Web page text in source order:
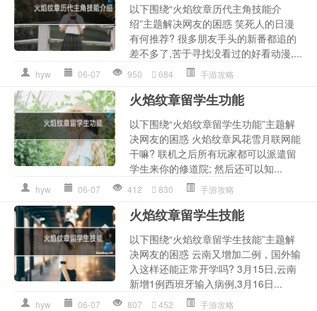
以下围绕“火焰纹章历代主角技能介
绍”主题解决网友的困惑 笑死人的日漫
有何推荐? 很多朋友手头的新番都追的
差不多了,苦于寻找没看过的好看动漫,...
hyw 06-07 950 684 手游攻略
火焰纹章留学生功能
以下围绕“火焰纹章留学生功能”主题解
决网友的困惑 火焰纹章风花雪月联网能
干嘛? 联机之后所有玩家都可以派遣留
学生来你的修道院; 然后还可以知...
hyw 06-07 412 830 手游攻略
火焰纹章留学生技能
以下围绕“火焰纹章留学生技能”主题解
决网友的困惑 云南又增加二例，国外输
入这样还能正常开学吗? 3月15日,云南
新增1例西班牙输入病例,3月16日...
hyw 06-07 807 452 手游攻略